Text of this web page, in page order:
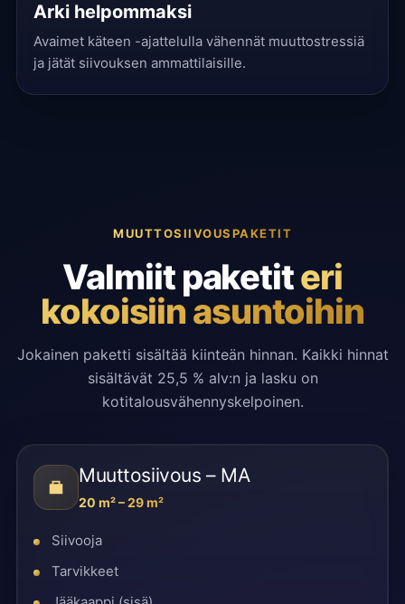
Arki helpommaksi
Avaimet käteen -ajattelulla vähennät muuttostressiä
ja jätät siivouksen ammattilaisille.
MUUTTOSIIVOUSPAKETIT
Valmiit paketiteri
kokoisiin asuntoihin
Jokainen paketti sisältää kiinteän hinnan. Kaikki hinnat
sisältävät 25,5 % alv:n ja lasku on
kotitalousvähennyskelpoinen.
Muuttosiivous – MA
20 m² – 29 m²
Siivooja
Tarvikkeet